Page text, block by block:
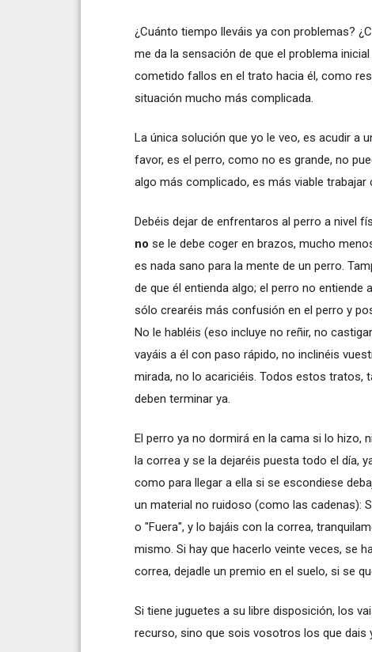
¿Cuánto tiempo lleváis ya con problemas?
me da la sensación de que el problema
cometido fallos en el trato hacia él, como
situación mucho más complicada.
La única solución que yo le veo, es acudir a
favor, es el perro, como no es grande, no
algo más complicado, es más viable trabajar
Debéis dejar de enfrentaros al perro a nivel
no se le debe coger en brazos, mucho
es nada sano para la mente de un perro.
de que él entienda algo; el perro no
sólo crearéis más confusión en el perro y
No le habléis (eso incluye no reñir, no
vayáis a él con paso rápido, no inclinéis
mirada, no lo acariciéis. Todos estos tratos,
deben terminar ya.
El perro ya no dormirá en la cama si lo hizo,
la correa y se la dejaréis puesta todo el día,
como para llegar a ella si se escondiese
un material no ruidoso (como las cadenas):
o "Fuera", y lo bajáis con la correa,
mismo. Si hay que hacerlo veinte veces, se
correa, dejadle un premio en el suelo, si se
Si tiene juguetes a su libre disposición, los
recurso, sino que sois vosotros los que dais